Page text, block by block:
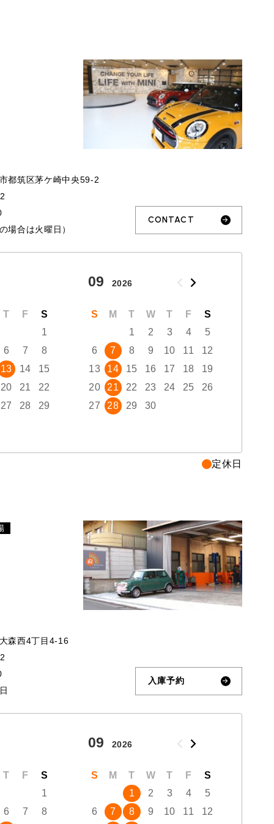
都筑区茅ケ崎中央59-2
場合は火曜日）
CONTACT
T F
S
1
6 7
8
13 14
15
20 21
22
27 28
29
09 2026
S M T W T F
S
1
2 3 4
5
6
7 8 9 10 11
12
13
14 15 16 17 18
19
20
21 22 23 24 25
26
27
28 29 30
定休日
森西4丁目4-16
入庫予約
T F
S
1
6 7 8
09 2026
S M T W T F
S
1
2 3 4
5
6
7 8 9 10 11 12